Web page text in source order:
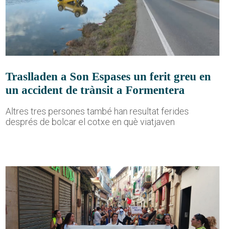
Traslladen a Son Espases un ferit greu en
un accident de trànsit a Formentera
Altres tres persones també han resultat ferides
després de bolcar el cotxe en què viatjaven